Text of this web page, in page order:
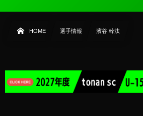
HOME 選手情報 濱谷 幹汰